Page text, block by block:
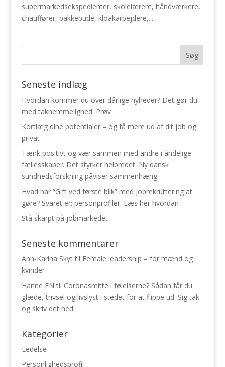
supermarkedsekspedienter, skolelærere, håndværkere,
chauffører, pakkebude, kloakarbejdere,...
Seneste indlæg
Hvordan kommer du over dårlige nyheder? Det gør du
med taknemmelighed. Prøv
Kortlæg dine potentialer – og få mere ud af dit job og
privat
Tænk positivt og vær sammen med andre i åndelige
fællesskaber. Det styrker helbredet. Ny dansk
sundhedsforskning påviser sammenhæng
Hvad har “Gift ved første blik” med jobrekruttering at
gøre? Svaret er: personprofiler. Læs her hvordan
Stå skarpt på jobmarkedet
Seneste kommentarer
Ann-Karina Skyttil Female leadership – for mænd og
kvinder
Hanne FN til Coronasmitte i følelserne? Sådan får du
glæde, trivsel og livslyst i stedet for at flippe ud. Sig tak
og skriv det ned
Kategorier
Ledelse
Personlighedsprofil